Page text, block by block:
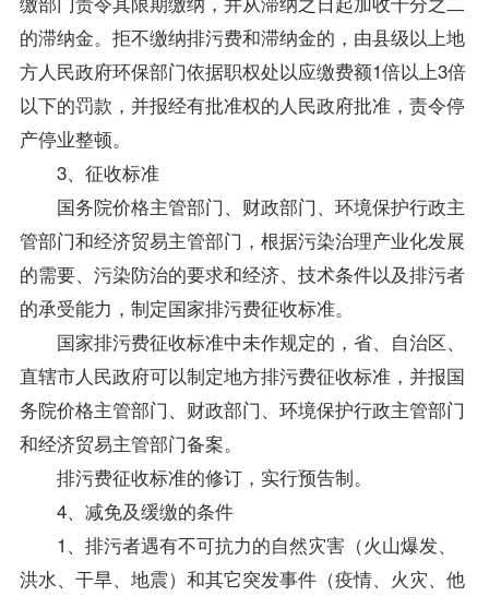
的滞纳金。拒不缴纳排污费和滞纳金的，由县级以上地
方人民政府环保部门依据职权处以应缴费额1倍以上3倍
以下的罚款，并报经有批准权的人民政府批准，责令停
产停业整顿。
3、征收标准
国务院价格主管部门、财政部门、环境保护行政主
管部门和经济贸易主管部门，根据污染治理产业化发展
的需要、污染防治的要求和经济、技术条件以及排污者
的承受能力，制定国家排污费征收标准。
国家排污费征收标准中未作规定的，省、自治区、
直辖市人民政府可以制定地方排污费征收标准，并报国
务院价格主管部门、财政部门、环境保护行政主管部门
和经济贸易主管部门备案。
排污费征收标准的修订，实行预告制。
4、减免及缓缴的条件
1、排污者遇有不可抗力的自然灾害（火山爆发、
洪水、干旱、地震）和其它突发事件（疫情、火灾、他